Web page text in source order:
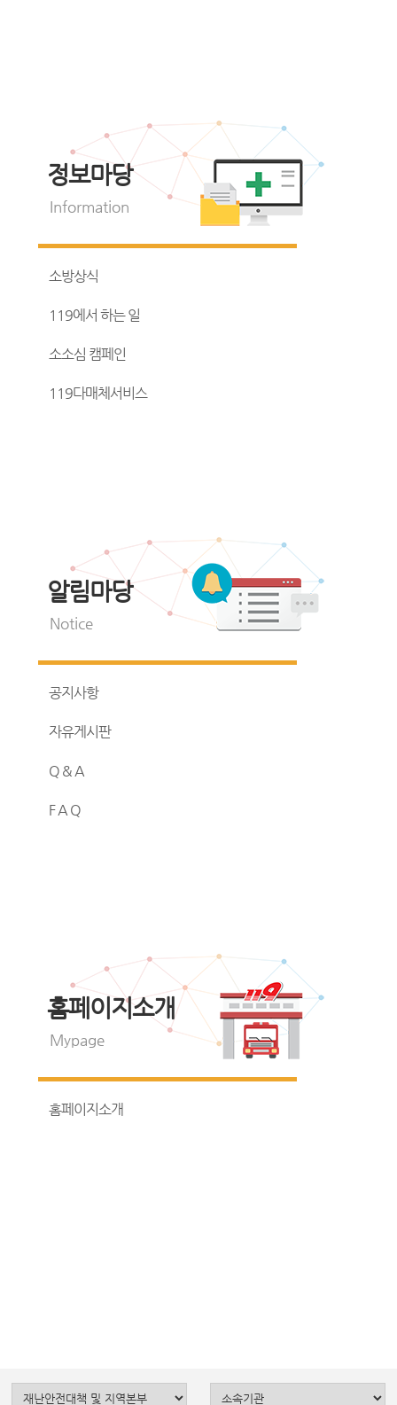
정보마당
Information
소방상식
119에서 하는 일
소소심 캠페인
119다매체서비스
알림마당
Notice
공지사항
자유게시판
Q & A
F A Q
홈페이지소개
Mypage
홈페이지소개